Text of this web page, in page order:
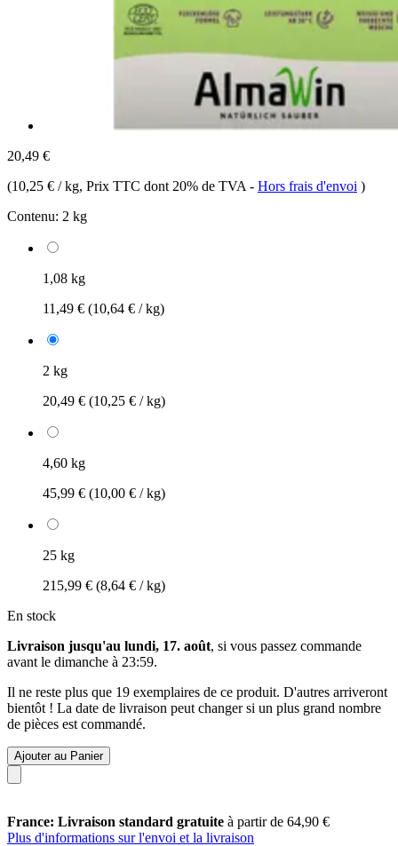
20,49 €
(10,25 € / kg, Prix TTC dont 20% de TVA - Hors frais d'envoi )
Contenu: 2 kg
1,08 kg
11,49 € (10,64 € / kg)
2 kg
20,49 € (10,25 € / kg)
4,60 kg
45,99 € (10,00 € / kg)
25 kg
215,99 € (8,64 € / kg)
En stock
Livraison jusqu'au lundi, 17. août, si vous passez commande
avant le dimanche à 23:59.
Il ne reste plus que 19 exemplaires de ce produit. D'autres arriveront
bientôt ! La date de livraison peut changer si un plus grand nombre
de pièces est commandé.
Ajouter au Panier
France: Livraison standard gratuite à partir de 64,90 €
Plus d'informations sur l'envoi et la livraison